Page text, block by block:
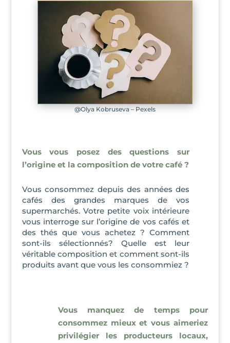
@Olya Kobruseva – Pexels
Vous vous posez des questions sur
l’origine et la composition de votre café ?
Vous consommez depuis des années des
cafés des grandes marques de vos
supermarchés. Votre petite voix intérieure
vous interroge sur l’origine de vos cafés et
des thés que vous achetez ? Comment
sont-ils sélectionnés? Quelle est leur
véritable composition et comment sont-ils
produits avant que vous les consommiez ?
Vous manquez de temps pour
consommez mieux et vous aimeriez
privilégier les producteurs locaux,